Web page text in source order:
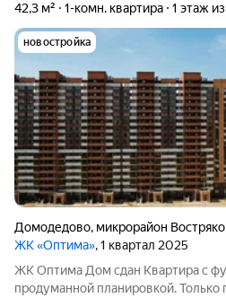
42,3 м²
1-комн. квартира 1 этаж из
новостройка
Домодедово, микрорайон
ЖК «Оптима», 1 квартал 2025
ЖК Оптима Дом сдан Квартира с функциональной и
продуманной планировкой.